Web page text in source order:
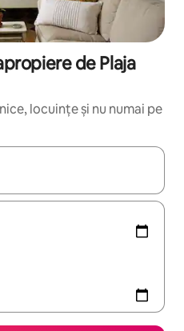
de Plaja
locuințe și nu numai pe
folosind tastele